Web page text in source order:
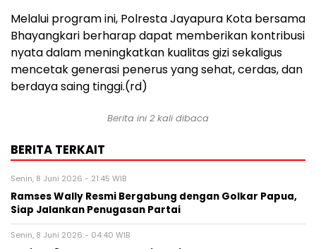
Melalui program ini, Polresta Jayapura Kota bersama
Bhayangkari berharap dapat memberikan kontribusi
nyata dalam meningkatkan kualitas gizi sekaligus
mencetak generasi penerus yang sehat, cerdas, dan
berdaya saing tinggi.(rd)
Berita ini 2 kali dibaca
BERITA TERKAIT
Senin, 8 Juni 2026 - 21:45 WIB
Ramses Wally Resmi Bergabung dengan Golkar Papua,
Siap Jalankan Penugasan Partai
Senin, 8 Juni 2026 - 04:40 WIB